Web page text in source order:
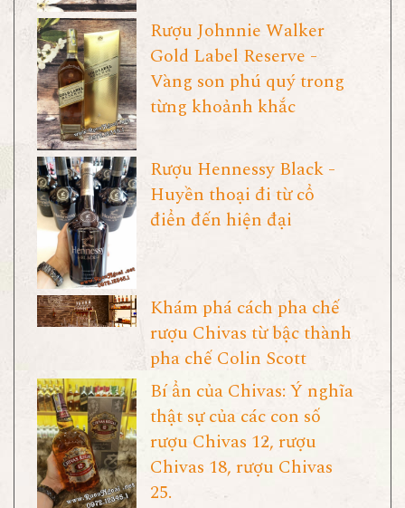
Rượu Johnnie Walker
Gold Label Reserve -
Vàng son phú quý trong
từng khoảnh khắc
Rượu Hennessy Black -
Huyền thoại đi từ cổ
điển đến hiện đại
Khám phá cách pha chế
rượu Chivas từ bậc thành
pha chế Colin Scott
Bí ẩn của Chivas: Ý nghĩa
thật sự của các con số
rượu Chivas 12, rượu
Chivas 18, rượu Chivas
25.